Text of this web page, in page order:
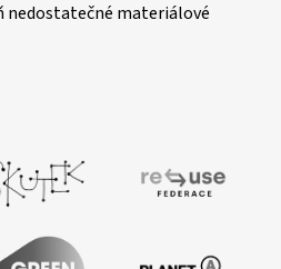
nedostatečné materiálové